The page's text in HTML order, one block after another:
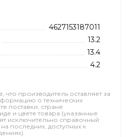
4627153187011
13.2
13.4
4.2
производитель оставляет за
о технических
поставки, стране
и цвете товара (указанные
исключительно справочный
последних, доступных к